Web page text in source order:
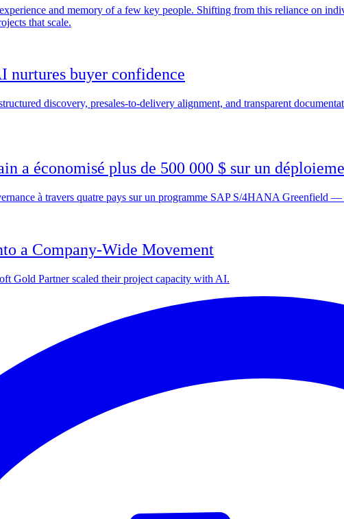
and memory of a few key people. Shifting from this reliance on
that scale.
buyer confidence
discovery, presales-to-delivery alignment, and transparent
a économisé plus de 500 000 $ sur un
à travers quatre pays sur un programme SAP S/4HANA Greenfield —
a Company-Wide Movement
Gold Partner scaled their project capacity with AI.